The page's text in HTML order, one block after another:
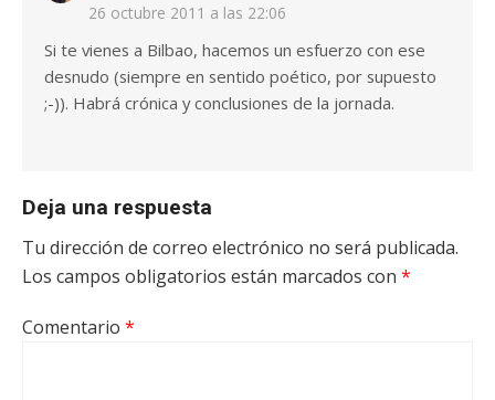
26 octubre 2011 a las 22:06
Si te vienes a Bilbao, hacemos un esfuerzo con ese
desnudo (siempre en sentido poético, por supuesto
;-)). Habrá crónica y conclusiones de la jornada.
Deja una respuesta
Tu dirección de correo electrónico no será publicada.
Los campos obligatorios están marcados con *
Comentario *